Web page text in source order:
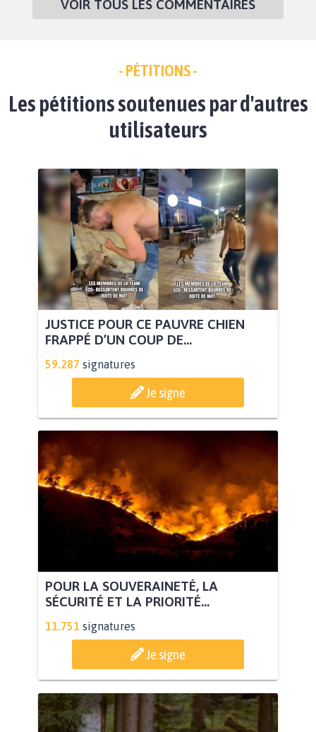
VOIR TOUS LES COMMENTAIRES
- PÉTITIONS -
Les pétitions soutenues par d'autres
utilisateurs
JUSTICE POUR CE PAUVRE CHIEN
FRAPPÉ D’UN COUP DE...
59.287 signatures
Je signe
POUR LA SOUVERAINETÉ, LA
SÉCURITÉ ET LA PRIORITÉ...
11.751 signatures
Je signe